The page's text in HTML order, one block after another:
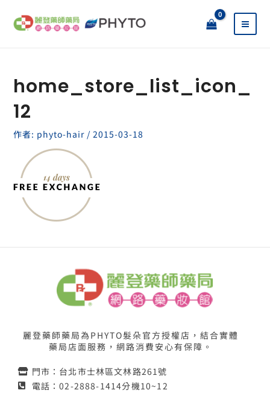
home_store_list_icon_
12
作者: phyto-hair / 2015-03-18
麗登藥師藥局為PHYTO髮朵官方授權店，結合實體
藥局店面服務，網路消費安心有保障。
門市：台北市士林區文林路261號
電話：02-2888-1414分機10~12